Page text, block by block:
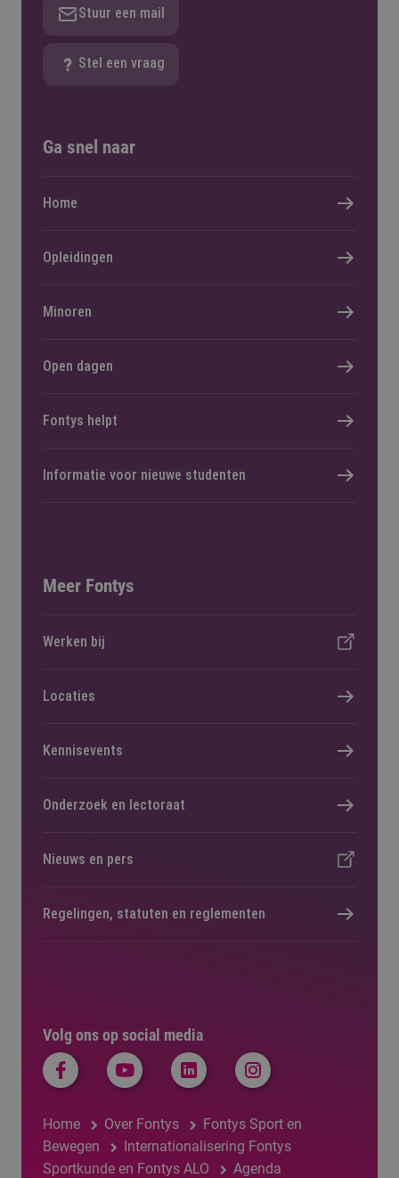
Stuur een mail
Stel een vraag
Volg ons op social media
Home Over Fontys
Fontys Sport en
Bewegen
Internationalisering Fontys
Sportkunde en Fontys ALO
Agenda
Ga snel naar
Home
Opleidingen
Minoren
Open dagen
Fontys helpt
Informatie voor nieuwe studenten
Meer Fontys
Werken bij
Locaties
Kennisevents
Onderzoek en lectoraat
Nieuws en pers
Regelingen, statuten en reglementen